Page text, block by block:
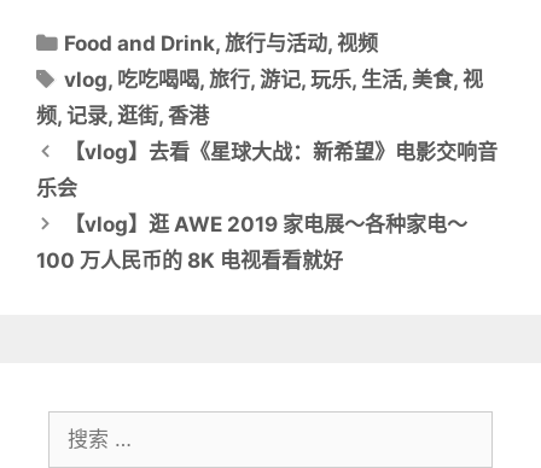
i
t
e
上
共
享
（
新
窗
口
中
开
）
e
b
o
k
上
享
（
口
中
打
开
分
类
录
Food and Drink, 旅行与活动,视频
标
签
vlog, 吃吃喝喝, 旅行,游记,玩乐, 生活, 美食,视
频, 记录, 逛街, 香港
文
章
航
【vlog】去看《星球大战：新希望》电影交响音
乐会
【vlog】逛 AWE 2019 家电展～各种家电～
100 万人民币的 8K 电视看看就好
索：